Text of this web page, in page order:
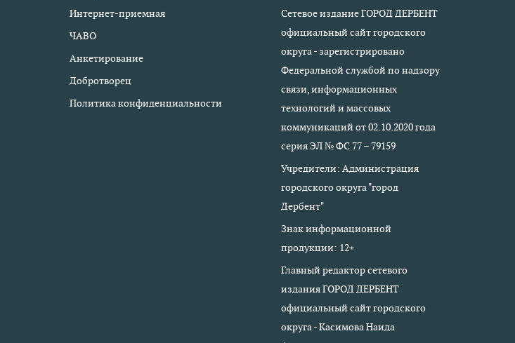
Интернет-приемная
ЧАВО
Анкетирование
Добротворец
Политика конфиденциальности
Сетевое издание ГОРОД ДЕРБЕНТ
официальный сайт городского
округа - зарегистрировано
Федеральной службой по надзору
связи, информационных
технологий и массовых
коммуникаций от 02.10.2020 года
серия ЭЛ № ФС 77 – 79159
Учредители: Администрация
городского округа "город
Дербент"
Знак информационной
продукции: 12+
Главный редактор сетевого
издания ГОРОД ДЕРБЕНТ
официальный сайт городского
округа - Касимова Наида